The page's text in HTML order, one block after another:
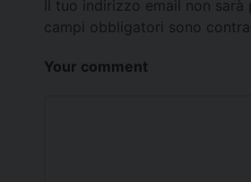
Il tuo indirizzo email non sarà
campi obbligatori sono
Your comment